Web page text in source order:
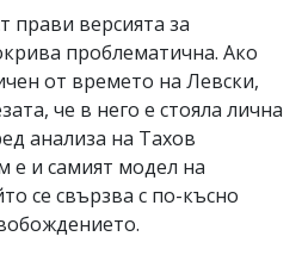
прави версията за
проблематична. Ако
от времето на Левски,
че в него е стояла лична
анализа на Тахов
е и самият модел на
се свързва с по-късно